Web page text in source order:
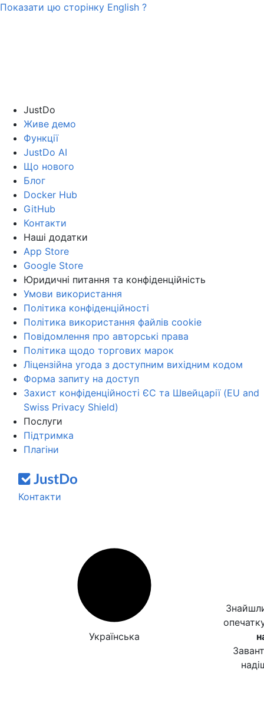
Показати цю сторінку English ?
JustDo
Живе демо
Функції
JustDo AI
Що нового
Блог
Docker Hub
GitHub
Контакти
Наші додатки
App Store
Google Store
Юридичні питання та конфіденційність
Умови використання
Політика конфіденційності
Політика використання файлів cookie
Повідомлення про авторські права
Політика щодо торгових марок
Ліцензійна угода з доступним вихідним кодом
Форма запиту на доступ
Захист конфіденційності ЄС та Швейцарії (EU and
Swiss Privacy Shield)
Послуги
Підтримка
Плагіни
Контакти
Українська